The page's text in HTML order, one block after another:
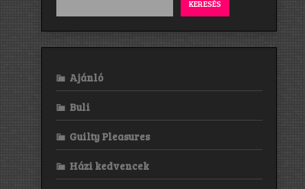
KERESÉS
Ajánló
Buli
Guilty Pleasures
Házi kedvencek